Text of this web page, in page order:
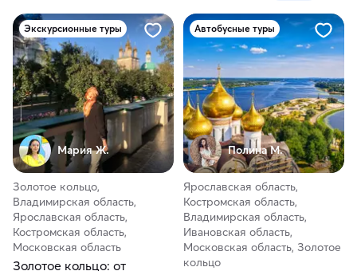
Экскурсионные туры
Мария Ж.
Золотое кольцо,
Владимирская область,
Ярославская область,
Костромская область,
Московская область
Золотое кольцо: от
Автобусные туры
Полина М.
Ярославская область,
Костромская область,
Владимирская область,
Ивановская область,
Московская область, Золотое
кольцо